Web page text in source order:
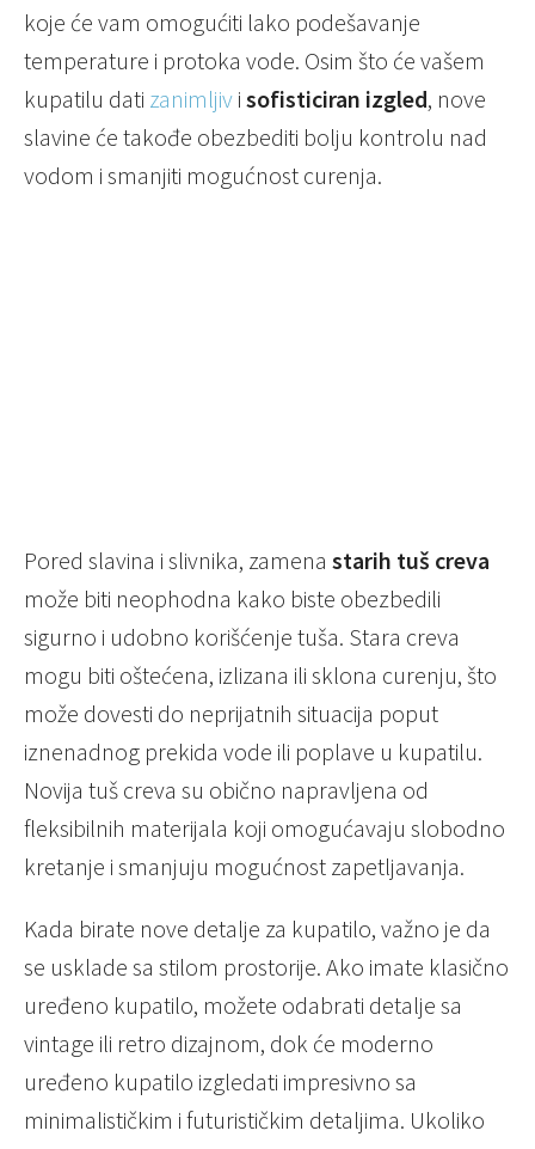
koje će vam omogućiti lako podešavanje
temperature i protoka vode. Osim što će vašem
kupatilu dati zanimljiv i sofisticiran izgled, nove
slavine će takođe obezbediti bolju kontrolu nad
vodom i smanjiti mogućnost curenja.
Pored slavina i slivnika, zamena starih tuš creva
može biti neophodna kako biste obezbedili
sigurno i udobno korišćenje tuša. Stara creva
mogu biti oštećena, izlizana ili sklona curenju, što
može dovesti do neprijatnih situacija poput
iznenadnog prekida vode ili poplave u kupatilu.
Novija tuš creva su obično napravljena od
fleksibilnih materijala koji omogućavaju slobodno
kretanje i smanjuju mogućnost zapetljavanja.
Kada birate nove detalje za kupatilo, važno je da
se usklade sa stilom prostorije. Ako imate klasično
uređeno kupatilo, možete odabrati detalje sa
vintage ili retro dizajnom, dok će moderno
uređeno kupatilo izgledati impresivno sa
minimalističkim i futurističkim detaljima. Ukoliko